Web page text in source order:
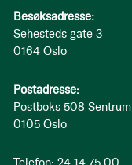
Besøksadresse:
Sehesteds gate 3
0164 Oslo
Postadresse:
Postboks 508 Sentrum
0105 Oslo